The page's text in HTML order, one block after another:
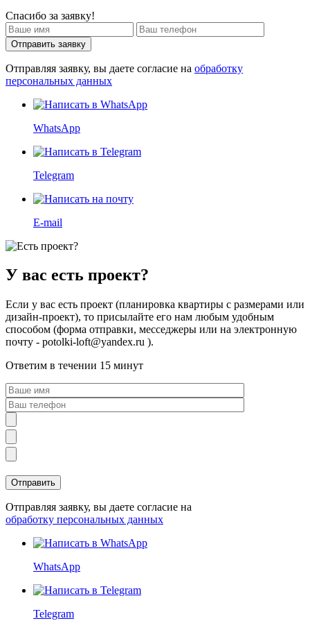
Спасибо за заявку!
Отправить заявку
Отправляя заявку, вы даете согласие на обработку
персональных данных
WhatsApp
Telegram
E-mail
У вас есть проект?
Если у вас есть проект (планировка квартиры с размерами или
дизайн-проект), то присылайте его нам любым удобным
способом (форма отправки, месседжеры или на электронную
почту - potolki-loft@yandex.ru ).
Ответим в течении 15 минут
Отправляя заявку, вы даете согласие на
обработку персональных данных
WhatsApp
Telegram